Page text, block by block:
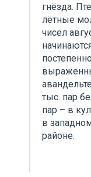
гнёзда.
лётные
чисел
тыс. пар
пар – в
в
районе.